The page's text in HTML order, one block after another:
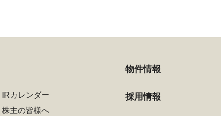
IRカレンダー
株主の皆様へ
物件情報
採用情報